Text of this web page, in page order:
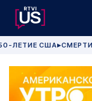
ЛЕТИЕ США▶